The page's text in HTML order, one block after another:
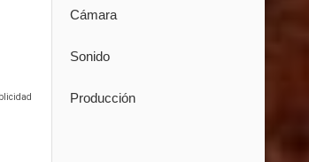
Cámara
Sonido
Producción